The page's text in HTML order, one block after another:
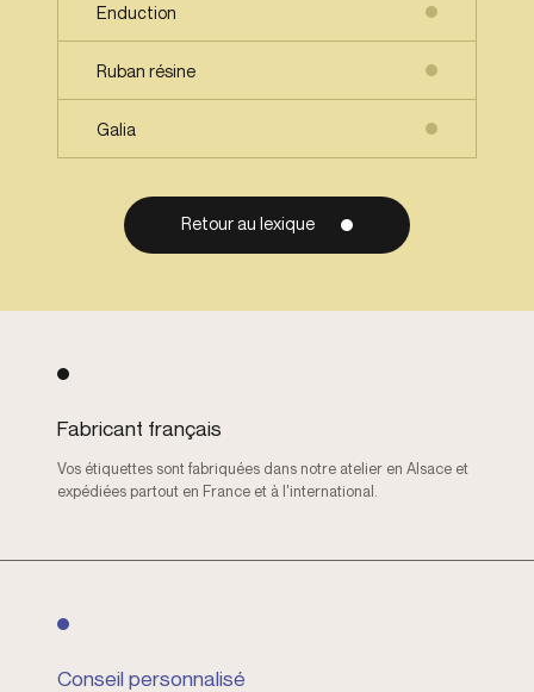
Enduction
Ruban résine
Galia
Retour au lexique
Fabricant français
Vos étiquettes sont fabriquées dans notre atelier en Alsace et
expédiées partout en France et à l'international.
Conseil personnalisé